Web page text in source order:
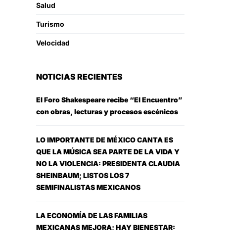
Salud
Turismo
Velocidad
NOTICIAS RECIENTES
El Foro Shakespeare recibe “El Encuentro”
con obras, lecturas y procesos escénicos
LO IMPORTANTE DE MÉXICO CANTA ES
QUE LA MÚSICA SEA PARTE DE LA VIDA Y
NO LA VIOLENCIA: PRESIDENTA CLAUDIA
SHEINBAUM; LISTOS LOS 7
SEMIFINALISTAS MEXICANOS
LA ECONOMÍA DE LAS FAMILIAS
MEXICANAS MEJORA; HAY BIENESTAR: